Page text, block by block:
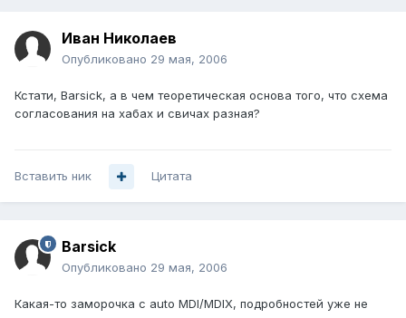
Иван Николаев
Опубликовано 29 мая, 2006
Кстати, Barsick, а в чем теоретическая основа того, что схема
согласования на хабах и свичах разная?
Вставить ник Цитата
Barsick
Опубликовано 29 мая, 2006
Какая-то заморочка с auto MDI/MDIX, подробностей уже не